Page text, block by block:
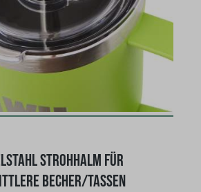
Bewertung von 5 von 5 Sternen
Strohhalm für
Becher/Tassen